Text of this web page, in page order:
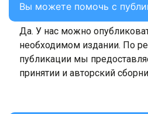
Вы можете помочь с
Да. У нас можно
необходимом издании. По
публикации мы
принятии и авторский